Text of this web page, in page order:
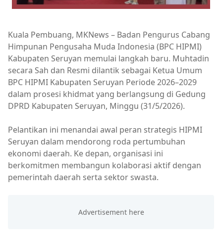
Kuala Pembuang, MKNews – Badan Pengurus Cabang
Himpunan Pengusaha Muda Indonesia (BPC HIPMI)
Kabupaten Seruyan memulai langkah baru. Muhtadin
secara Sah dan Resmi dilantik sebagai Ketua Umum
BPC HIPMI Kabupaten Seruyan Periode 2026–2029
dalam prosesi khidmat yang berlangsung di Gedung
DPRD Kabupaten Seruyan, Minggu (31/5/2026).
Pelantikan ini menandai awal peran strategis HIPMI
Seruyan dalam mendorong roda pertumbuhan
ekonomi daerah. Ke depan, organisasi ini
berkomitmen membangun kolaborasi aktif dengan
pemerintah daerah serta sektor swasta.